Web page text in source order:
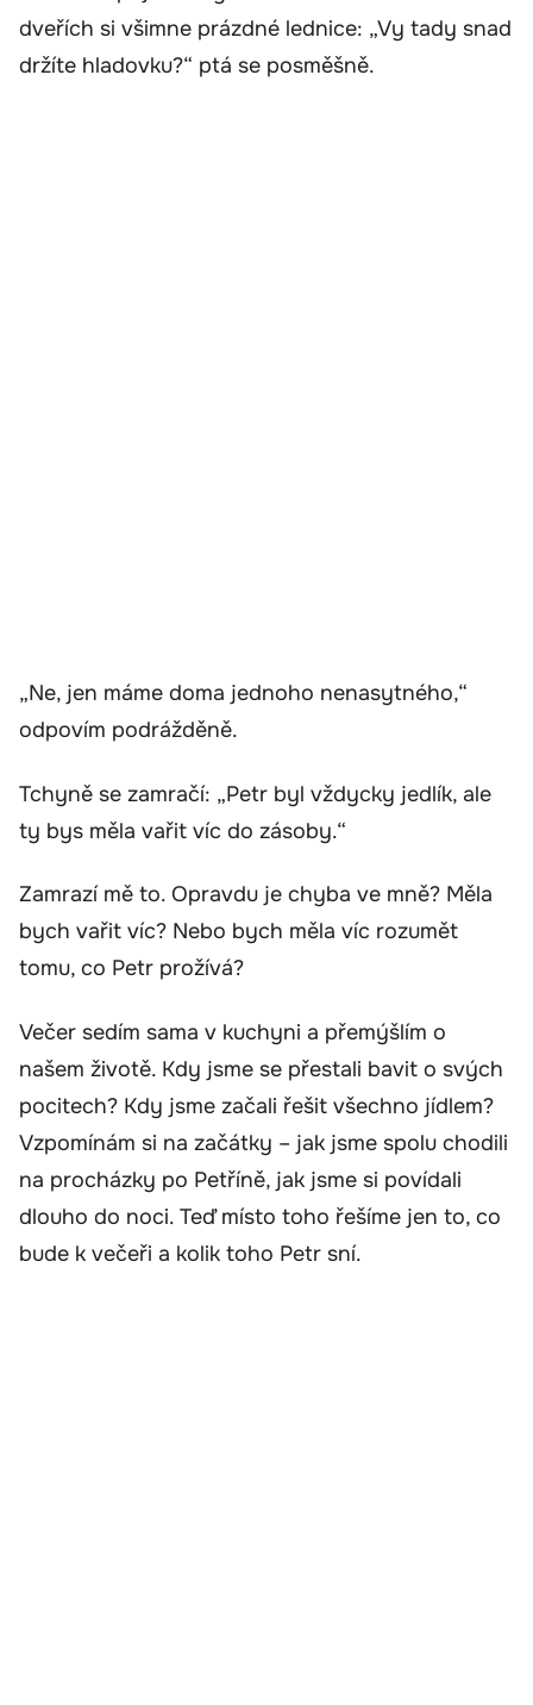
dveřích si všimne prázdné lednice: „Vy tady snad
držíte hladovku?“ ptá se posměšně.
„Ne, jen máme doma jednoho nenasytného,“
odpovím podrážděně.
Tchyně se zamračí: „Petr byl vždycky jedlík, ale
ty bys měla vařit víc do zásoby.“
Zamrazí mě to. Opravdu je chyba ve mně? Měla
bych vařit víc? Nebo bych měla víc rozumět
tomu, co Petr prožívá?
Večer sedím sama v kuchyni a přemýšlím o
našem životě. Kdy jsme se přestali bavit o svých
pocitech? Kdy jsme začali řešit všechno jídlem?
Vzpomínám si na začátky – jak jsme spolu chodili
na procházky po Petříně, jak jsme si povídali
dlouho do noci. Teď místo toho řešíme jen to, co
bude k večeři a kolik toho Petr sní.